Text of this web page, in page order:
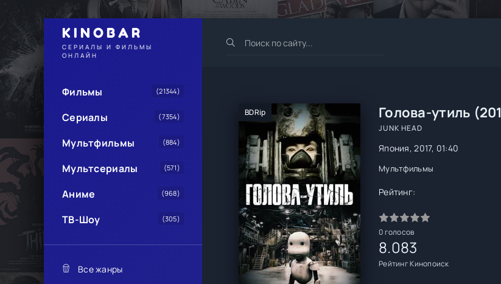
KINOBAR
СЕРИАЛЫ И ФИЛЬМЫ
ОНЛАЙН
Фильмы (21344)
Сериалы (7354)
Мультфильмы (884)
Мультсериалы (571)
Аниме (968)
ТВ-Шоу (305)
Все жанры
BDRip Голова-утиль
JUNK HEAD
Япония, 2017, 01:40
Мультфильмы
Рейтинг:
0голосов
8.083
Рейтинг Кинопоиск